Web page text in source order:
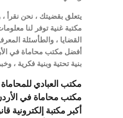
يتعلق بقضيتك ، نحن نقرأ ،
مكتبة غنية توفر لنا
القضايا ، والطأسئلة
أفضل مكتب محاماة في
بنية تحتية وبنية فكرية ،
مكتب العبادي
مكتب محاماة في
أكبر مكتبة إلكترونية